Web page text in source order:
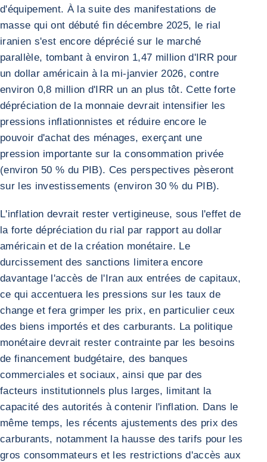
d'équipement. À la suite des manifestations de
masse qui ont débuté fin décembre 2025, le rial
iranien s'est encore déprécié sur le marché
parallèle, tombant à environ 1,47 million d'IRR pour
un dollar américain à la mi-janvier 2026, contre
environ 0,8 million d'IRR un an plus tôt. Cette forte
dépréciation de la monnaie devrait intensifier les
pressions inflationnistes et réduire encore le
pouvoir d'achat des ménages, exerçant une
pression importante sur la consommation privée
(environ 50 % du PIB). Ces perspectives pèseront
sur les investissements (environ 30 % du PIB).
L'inflation devrait rester vertigineuse, sous l'effet de
la forte dépréciation du rial par rapport au dollar
américain et de la création monétaire. Le
durcissement des sanctions limitera encore
davantage l'accès de l'Iran aux entrées de capitaux,
ce qui accentuera les pressions sur les taux de
change et fera grimper les prix, en particulier ceux
des biens importés et des carburants. La politique
monétaire devrait rester contrainte par les besoins
de financement budgétaire, des banques
commerciales et sociaux, ainsi que par des
facteurs institutionnels plus larges, limitant la
capacité des autorités à contenir l'inflation. Dans le
même temps, les récents ajustements des prix des
carburants, notamment la hausse des tarifs pour les
gros consommateurs et les restrictions d'accès aux